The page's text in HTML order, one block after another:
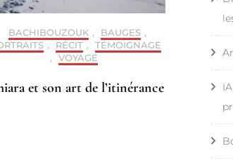
BACHIBOUZOUK , BAUGES ,
, RÉCIT ,
TÉMOIGNAGE
,
VOYAGE
et son art de l’itinérance